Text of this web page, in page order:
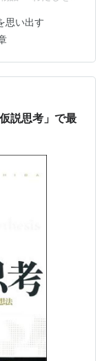
歳を過ぎた頃か
た。外から見
しれません。 で
傷を抱えて、
てきたので
思い出す
説思考」で最